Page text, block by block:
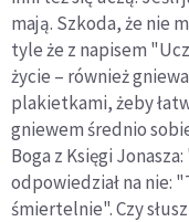
mają. Szkoda, że nie
tyle że z napisem
życie – również
plakietkami, żeby
gniewem średnio
Boga z Księgi
odpowiedział na nie:
śmiertelnie". Czy